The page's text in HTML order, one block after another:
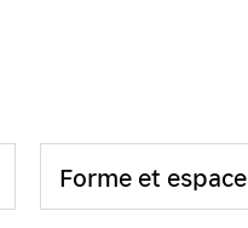
Forme et espace